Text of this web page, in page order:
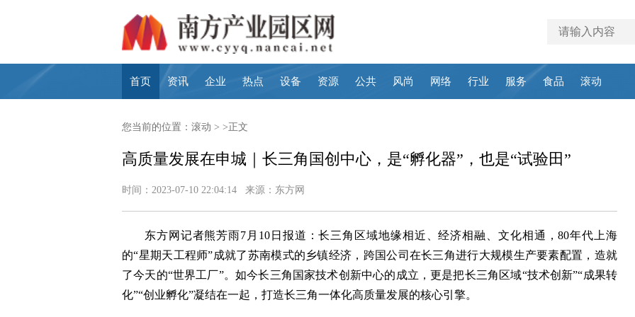
首页 资讯 企业 热点 设备 资源 公共 风尚 网络 行业 服务 食品 滚动
您当前的位置： 滚动 > >正文
高质量发展在申城｜长三角国创中心，是“孵化器”，也是“试验田”
时间：2023-07-10 22:04:14 来源：东方网
东方网记者熊芳雨7月10日报道：长三角区域地缘相近、经济相融、文化相通，80年代上海
的“星期天工程师”成就了苏南模式的乡镇经济，跨国公司在长三角进行大规模生产要素配置，造就
了今天的“世界工厂”。如今长三角国家技术创新中心的成立，更是把长三角区域“技术创新”“成果转
化”“创业孵化”凝结在一起，打造长三角一体化高质量发展的核心引擎。